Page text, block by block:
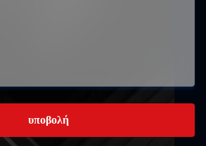
υποβολή